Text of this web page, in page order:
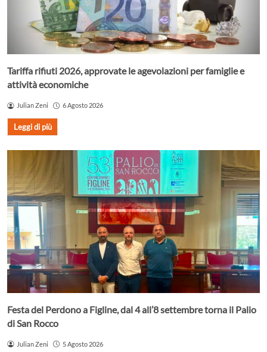
Tariffa rifiuti 2026, approvate le agevolazioni per famiglie e
attività economiche
Julian Zeni 6 Agosto 2026
Leggi di più
Festa del Perdono a Figline, dal 4 all’8 settembre torna il Palio
di San Rocco
Julian Zeni 5 Agosto 2026